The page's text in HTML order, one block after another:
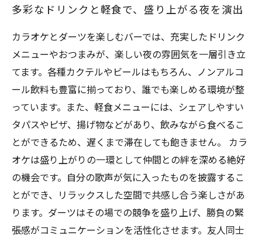
多彩なドリンクと軽食で、盛り上がる夜を演出
カラオケとダーツを楽しむバーでは、充実したドリンク
メニューやおつまみが、楽しい夜の雰囲気を一層引き立
てます。各種カクテルやビールはもちろん、ノンアルコ
ール飲料も豊富に揃っており、誰でも楽しめる環境が整
っています。また、軽食メニューには、シェアしやすい
タパスやピザ、揚げ物などがあり、飲みながら食べるこ
とができるため、遅くまで滞在しても飽きません。 カラ
オケは盛り上がりの一環として仲間との絆を深める絶好
の機会です。自分の歌声が気に入ったものを披露するこ
とができ、リラックスした空間で共感し合う楽しさがあ
ります。ダーツはその場での競争を盛り上げ、勝負の緊
張感がコミュニケーションを活性化させます。友人同士